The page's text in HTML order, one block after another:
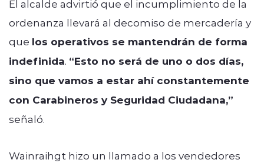
El alcalde advirtió que el incumplimiento de la
ordenanza llevará al decomiso de mercadería y
que los operativos se mantendrán de forma
indefinida. “Esto no será de uno o dos días,
sino que vamos a estar ahí constantemente
con Carabineros y Seguridad Ciudadana,”
señaló.
Wainraihgt hizo un llamado a los vendedores